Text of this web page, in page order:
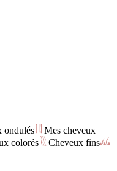
ondulés
Mes cheveux
colorés
Cheveux fins